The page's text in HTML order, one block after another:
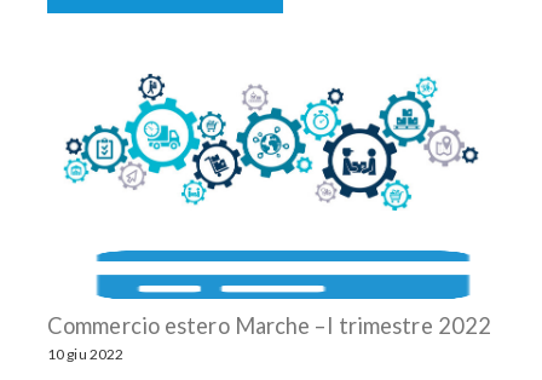
Commercio estero Marche –I trimestre 2022
10 giu 2022